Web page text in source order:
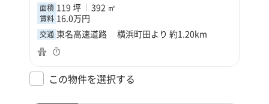
面積 119 坪 392 ㎡
賃料 16.0万円
交通 東名高速道路 横浜町田より 約1.20km
この物件を選択する